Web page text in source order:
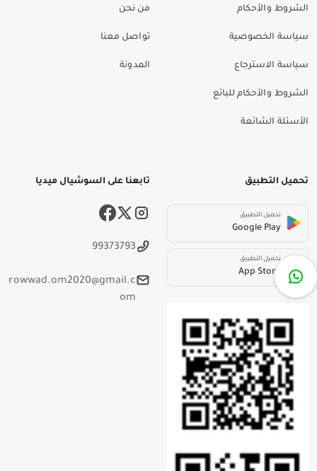
الشروط والأحكام
سياسة الخصوصية
سياسة الاسترجاع
الشروط والأحكام للبائع
الأسئلة الشائعة
من نحن
تواصل معنا
المدونة
تحميل التطبيق
تحميل التطبيق
Google Play
تحميل التطبيق
App Store
تابعنا على السوشيال ميديا
99373793
rowwad.om2020@gmail.c
om